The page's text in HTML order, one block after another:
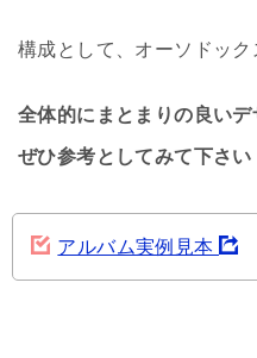
構成として、オーソドッ
全体的にまとまりの良いデ
ぜひ参考としてみて下さい
アルバム実例見本